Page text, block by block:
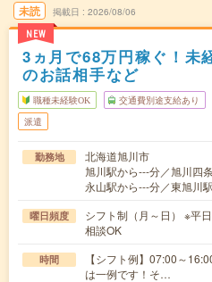
未読
NEW
掲載日 2026/08/06
3ヵ月で68万円稼ぐ！未
のお話相手など
職種未経験OK 交通費別途支給あり
派遣
勤務地
北海道旭川市
旭川駅から---分／旭川四
永山駅から---分／東旭川
曜日頻度
シフト制（月～日） ※平
相談OK
時間
【シフト例】07:00～
は一例です！そ…